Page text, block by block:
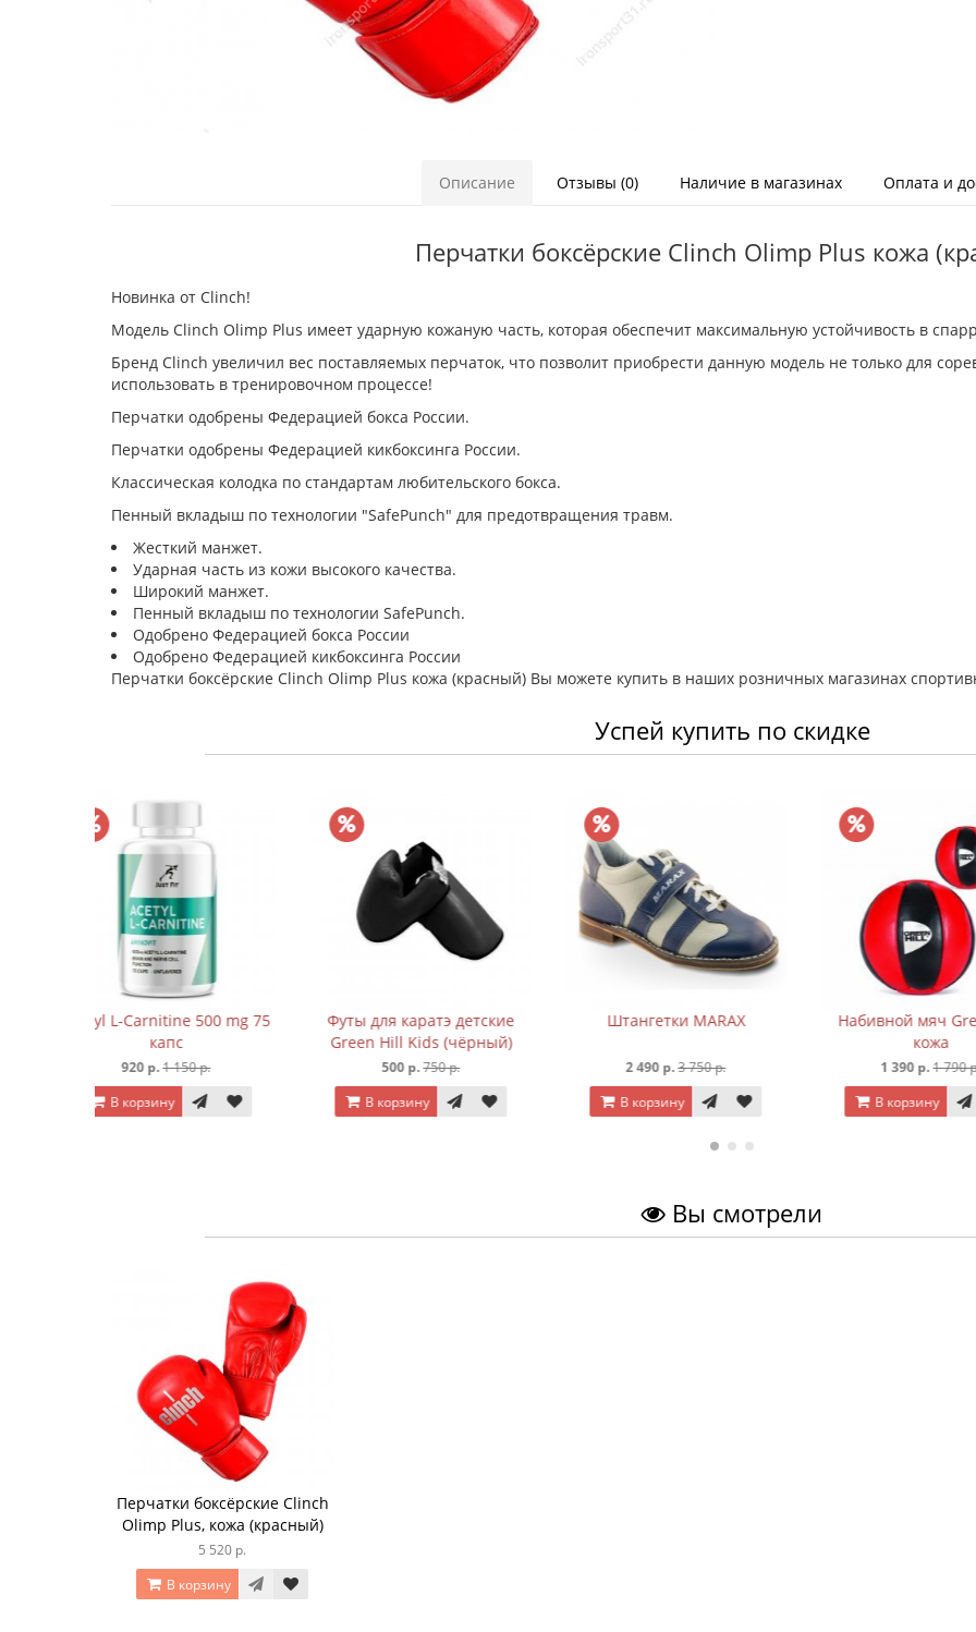
Описание Отзывы (0) Наличие в магазинах Оплата и
Перчатки боксёрские Clinch Olimp Plus кожа
Новинка от Clinch!
Модель Clinch Olimp Plus имеет ударную кожаную часть, которая обеспечит максимальную устойчивость в
Бренд Clinch увеличил вес поставляемых перчаток, что позволит приобрести данную модель не только для
использовать в тренировочном процессе!
Перчатки одобрены Федерацией бокса России.
Перчатки одобрены Федерацией кикбоксинга России.
Классическая колодка по стандартам любительского бокса.
Пенный вкладыш по технологии "SafePunch" для предотвращения травм.
Жесткий манжет.
Ударная часть из кожи высокого качества.
Широкий манжет.
Пенный вкладыш по технологии SafePunch.
Одобрено Федерацией бокса России
Одобрено Федерацией кикбоксинга России
Перчатки боксёрские Clinch Olimp Plus кожа (красный) Вы можете купить в наших розничных магазинах
Успей купить по скидке
Футы для каратэ детские
Green Hill Kids (чёрный)
500 р.
В корзину
Штангетки MARAX
2 490 р.
В корзину
Набивной мяч Green Hill
1 390 р.
В корзину
Пояс для
390
В
Вы смотрели
Перчатки боксёрские Clinch
Olimp Plus, кожа (красный)
5 520 р.
В корзину